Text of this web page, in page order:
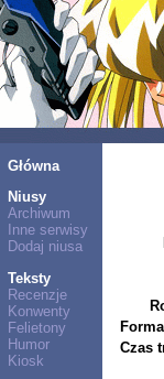
Główna
Niusy
Archiwum
Inne serwisy
Dodaj niusa
Teksty
Recenzje
Konwenty
Felietony
Humor
Kiosk
Czas